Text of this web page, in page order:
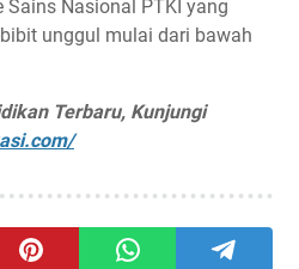
Sains Nasional PTKI yang
unggul mulai dari bawah
Terbaru, Kunjungi